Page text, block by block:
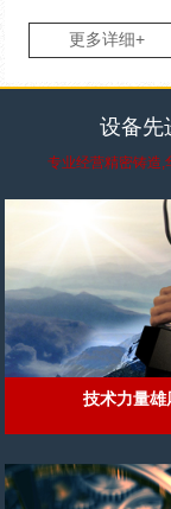
更多详细+
设备先
专业经营精密铸造,
技术力量雄